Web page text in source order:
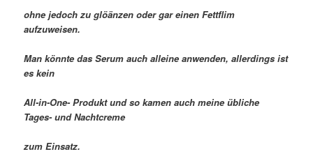
ohne jedoch zu glöänzen oder gar einen Fettflim
aufzuweisen.
Man könnte das Serum auch alleine anwenden, allerdings ist
es kein
All-in-One- Produkt und so kamen auch meine übliche
Tages- und Nachtcreme
zum Einsatz.